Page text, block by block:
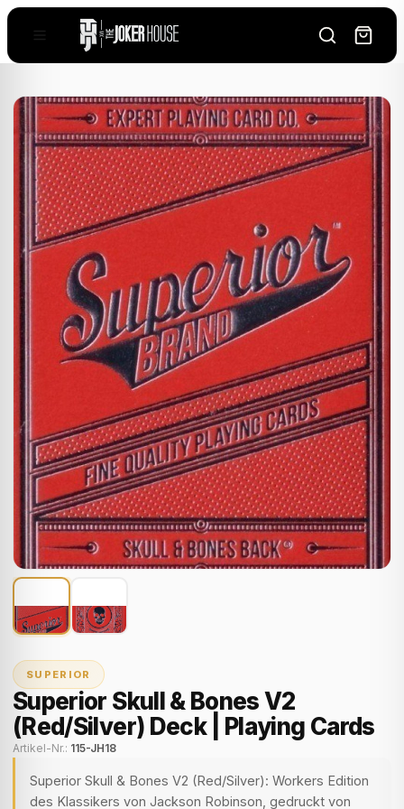
SUPERIOR
Superior Skull & Bones V2
(Red/Silver) Deck | Playing Cards
Artikel-Nr.: 115-JH18
Superior Skull & Bones V2 (Red/Silver): Workers Edition
des Klassikers von Jackson Robinson, gedruckt von